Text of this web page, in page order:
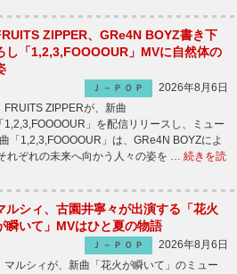
ZIPPER、GRe4N BOYZ書き下
し「1,2,3,FOOOOUR」MVに自然体の
Ｊ－ＰＯＰ
2026年8月6日
FRUITS ZIPPERが、新曲
「1,2,3,FOOOOUR」を配信リリースし、ミュー
1,2,3,FOOOOUR」は、GRe4N BOYZによ
れぞれの未来へ向かう人々の姿を … 続きを読
ルシィ、古園井寧々が出演する「花火
瞬いて」MVはひと夏の物語
Ｊ－ＰＯＰ
2026年8月6日
マルシィが、新曲「花火が瞬いて」のミュー